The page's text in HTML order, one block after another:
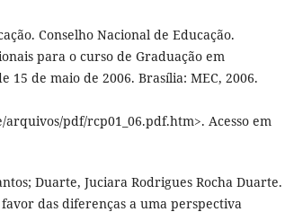
Conselho Nacional de Educação.
para o curso de Graduação em
15 de maio de 2006. Brasília: MEC, 2006.
pdf/rcp01_06.pdf.htm>. Acesso em
Duarte, Juciara Rodrigues Rocha Duarte.
das diferenças a uma perspectiva